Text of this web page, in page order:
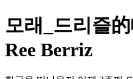
모래_드리즐
Ree Berriz